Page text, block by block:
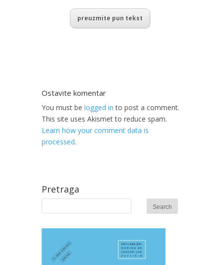
preuzmite pun tekst
Ostavite komentar
You must be logged in to post a comment.
This site uses Akismet to reduce spam.
Learn how your comment data is
processed.
Pretraga